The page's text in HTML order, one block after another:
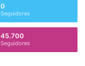
0
Seguidores
45.700
Seguidores